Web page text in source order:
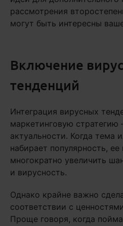
рассмотрения
могут быть интересны
Включение
тенденций
Интеграция вирусных
маркетинговую стратегию
актуальности. Когда тема
набирает популярность,
многократно увеличить
и вирусность.
Однако крайне важно
соответствии с
Проще говоря, когда